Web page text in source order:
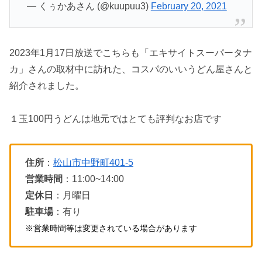
— くぅかあさん (@kuupuu3) February 20, 2021
2023年1月17日放送でこちらも「エキサイトスーパータナ
カ」さんの取材中に訪れた、コスパのいいうどん屋さんと
紹介されました。
１玉100円うどんは地元ではとても評判なお店です
住所 ： 松山市中野町401-5
営業時間 ：11:00~14:00
定休日
：月曜日
駐車場：有り
※営業時間等は変更されている場合があります